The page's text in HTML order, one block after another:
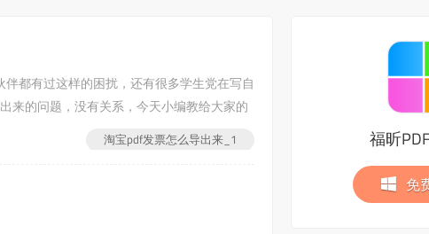
都有过这样的困扰，还有很多学生党在写自
来的问题，没有关系，今天小编教给大家的
淘宝pdf发票怎么导出来_1 福昕
免